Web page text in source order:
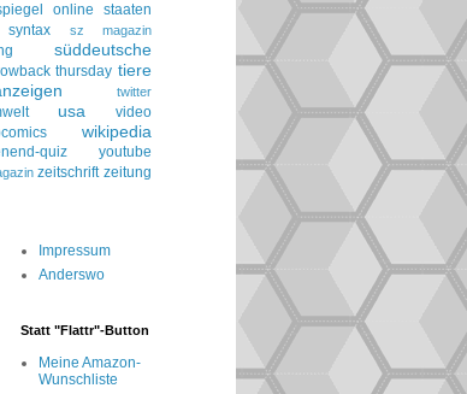
online
staaten
syntax sz magazin
süddeutsche
thursday tiere
twitter
usa video
wikipedia
quiz youtube
zeitschrift zeitung
Impressum
Anderswo
Statt "Flattr"-Button
Meine Amazon-
Wunschliste